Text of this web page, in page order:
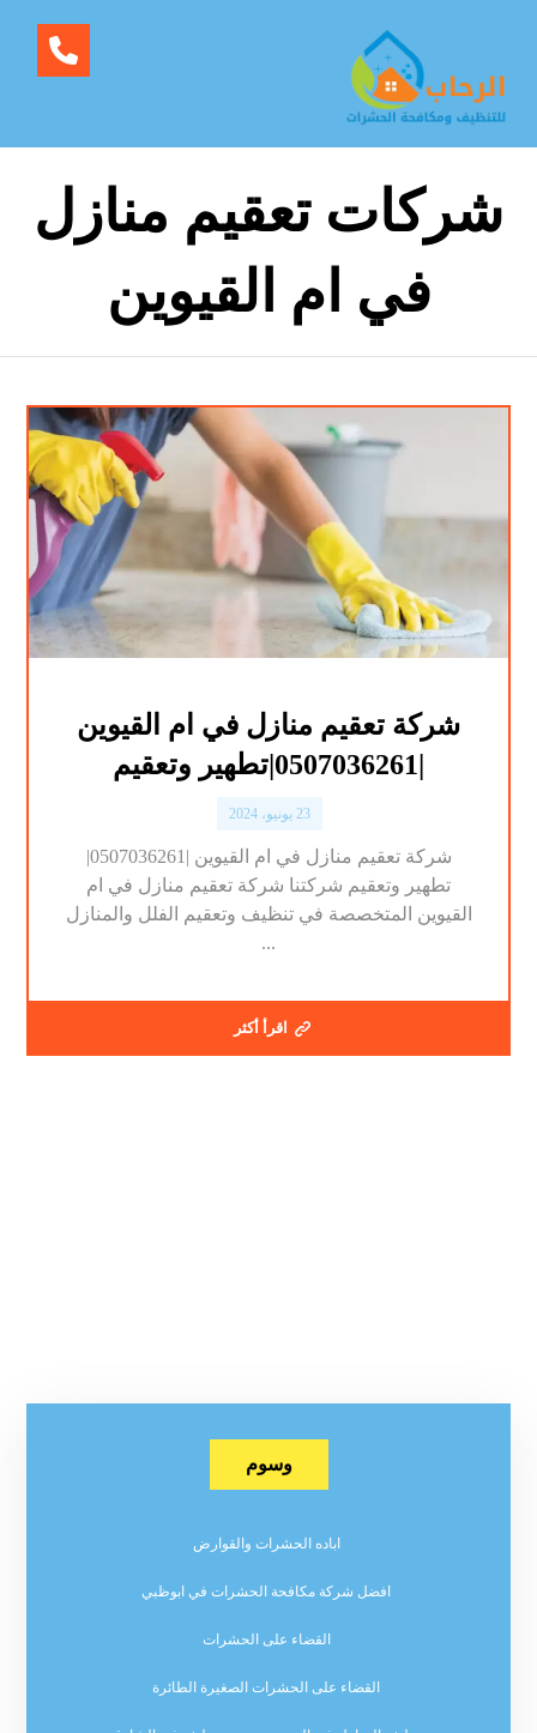
شركات تعقيم منازل
في ام القيوين
شركة تعقيم منازل في ام القيوين
|0507036261|تطهير وتعقيم
23 يونيو، 2024
شركة تعقيم منازل في ام القيوين |0507036261|
تطهير وتعقيم شركتنا شركة تعقيم منازل في ام
القيوين المتخصصة في تنظيف وتعقيم الفلل والمنازل
...
اقرأ أكثر
وسوم
اباده الحشرات والقوارض
افضل شركة مكافحة الحشرات في ابوظبي
القضاء على الحشرات
القضاء على الحشرات الصغيرة الطائرة